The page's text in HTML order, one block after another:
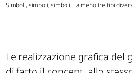
Simboli, simboli, simboli... almeno tre tipi
Le realizzazione grafica del